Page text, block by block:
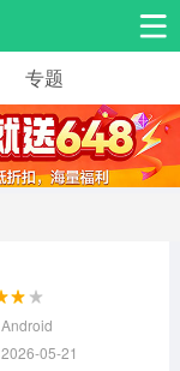
手游工具
益智休闲
专题
05-21